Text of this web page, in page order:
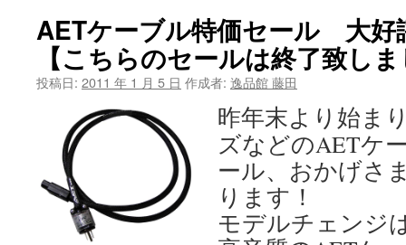
AETケーブル特価セール 大好
【こちらのセールは終了致し
投稿日: 2011 年 1 月 5 日 作成者: 逸品館 藤田
昨年末より始ま
ズなどのAETケ
ール、おかげさ
ります！
モデルチェンジ